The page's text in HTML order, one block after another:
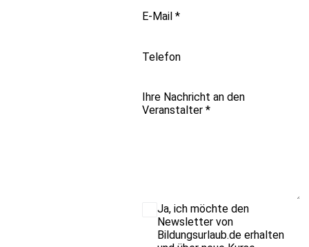
E-Mail *
Telefon
Ihre Nachricht an den
Veranstalter *
Ja, ich möchte den
Newsletter von
Bildungsurlaub.de erhalten